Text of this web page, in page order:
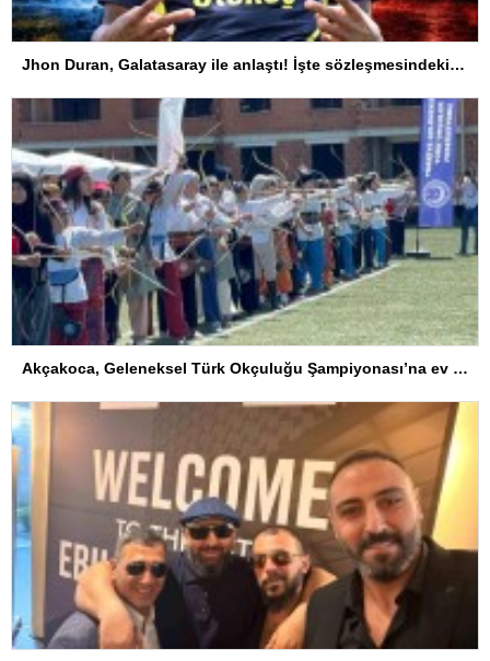
Jhon Duran, Galatasaray ile anlaştı! İşte sözleşmesindeki özel madde
Akçakoca, Geleneksel Türk Okçuluğu Şampiyonası’na ev sahipliği yapıyor